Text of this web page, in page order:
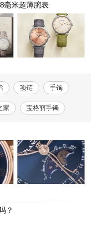
毫米超薄腕表
项链 手镯
家 宝格丽手镯
？